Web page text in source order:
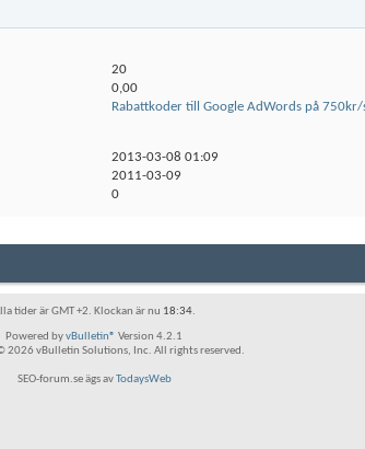
20
0,00
Rabattkoder till Google AdWords på 750kr/
2013-03-08 01:09
2011-03-09
0
tider är GMT +2. Klockan är nu 18:34.
Powered byvBulletin® Version 4.2.1
2026 vBulletin Solutions, Inc. All rights reserved.
SEO-forum.se ägs avTodaysWeb